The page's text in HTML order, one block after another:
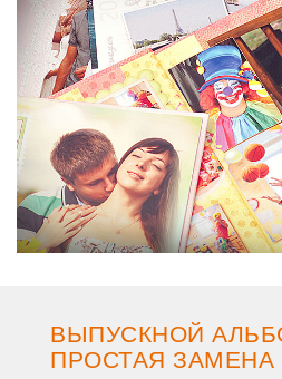
ВЫПУСКНОЙ
ПРОСТАЯ ЗАМЕНА